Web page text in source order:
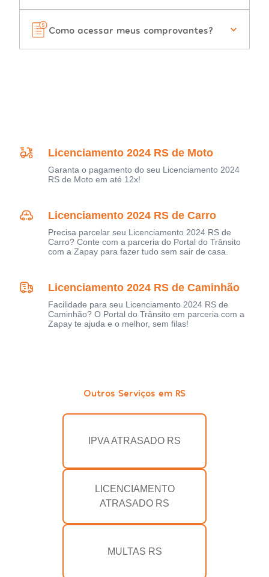
Como acessar meus comprovantes?
Licenciamento 2024 RS de Moto
Garanta o pagamento do seu Licenciamento 2024
RS de Moto em até 12x!
Licenciamento 2024 RS de Carro
Precisa parcelar seu Licenciamento 2024 RS de
Carro? Conte com a parceria do Portal do Trânsito
com a Zapay para fazer tudo sem sair de casa.
Licenciamento 2024 RS de Caminhão
Facilidade para seu Licenciamento 2024 RS de
Caminhão? O Portal do Trânsito em parceria com a
Zapay te ajuda e o melhor, sem filas!
Outros Serviços em RS
IPVA ATRASADO RS
LICENCIAMENTO
ATRASADO RS
MULTAS RS